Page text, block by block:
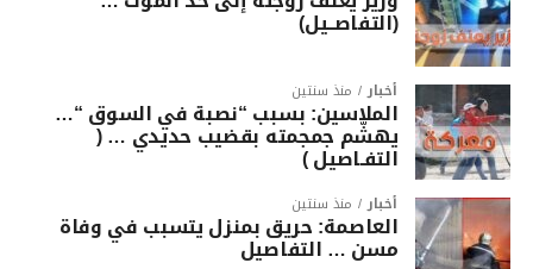
(التفاصــيل)
أخبار منذ سنتين
الملاسين: بسبب “نصبة في السوق “…
يهشّم جمجمته بقضيب حديدي … (
التفـاصيل )
أخبار منذ سنتين
العاصمة: حريق بمنزل يتسبب في وفاة
مسن … التفاصيل